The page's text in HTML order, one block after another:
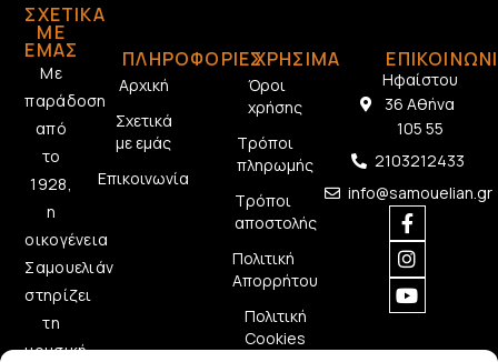
ΣΧΕΤΙΚΆ
ΜΕ
ΕΜΆΣ
Με
παράδοση
από
το
1928,
η
οικογένεια
Σαμουελιάν
στηρίζει
τη
μουσική
ΠΛΗΡΟΦΟΡΙΕΣ
Αρχική
Σχετικά
με εμάς
Επικοινωνία
ΧΡΗΣΙΜΑ
Όροι
χρήσης
Τρόποι
πληρωμής
Τρόποι
αποστολής
Πολιτική
Απορρήτου
Πολιτική
Cookies
Ηφαίστου
36 Αθήνα
105 55
2103212433
info@samouelian.gr